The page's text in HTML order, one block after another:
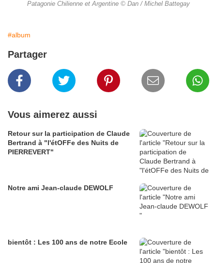
Patagonie Chilienne et Argentine © Dan / Michel Battegay
#album
Partager
Vous aimerez aussi
Retour sur la participation de Claude
Bertrand à "l'étOFFe des Nuits de
PIERREVERT"
Notre ami Jean-claude DEWOLF
bientôt : Les 100 ans de notre Ecole